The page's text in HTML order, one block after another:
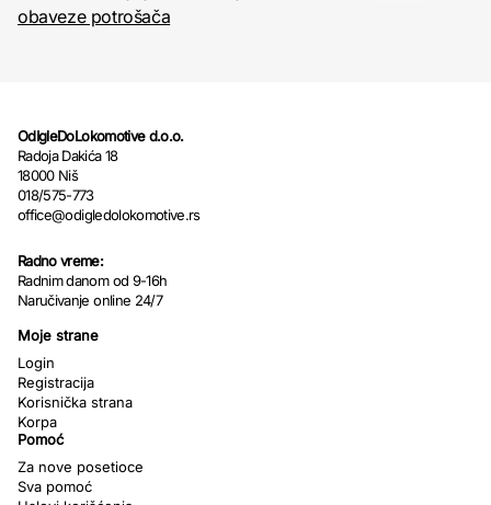
obaveze potrošača
OdIgleDoLokomotive d.o.o.
Radoja Dakića 18
18000 Niš
018/575-773
office@odigledolokomotive.rs
Radno vreme:
Radnim danom od 9-16h
Naručivanje online 24/7
Moje strane
Login
Registracija
Korisnička strana
Korpa
Pomoć
Za nove posetioce
Sva pomoć